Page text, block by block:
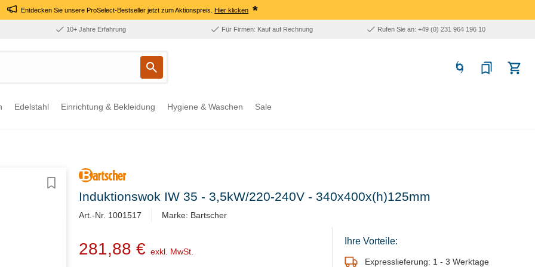
Entdecken Sie unsere ProSelect-Bestseller jetzt zum Aktionspreis.Hier klicken *
10+ Jahre Erfahrung Für Firmen: Kauf auf Rechnung Rufen Sie an: +49 (0) 231 964 196 10
Edelstahl Einrichtung & Bekleidung Hygiene & Waschen Sale
Induktionswok IW 35 - 3,5kW/220-240V - 340x400x(h)125mm
Art.-Nr. 1001517 Marke: Bartscher
281,88 € exkl. MwSt.
Ihre Vorteile:
Expresslieferung: 1 - 3 Werktage